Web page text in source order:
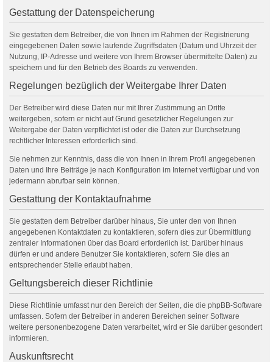
Gestattung der Datenspeicherung
Sie gestatten dem Betreiber, die von Ihnen im Rahmen der Registrierung
eingegebenen Daten sowie laufende Zugriffsdaten (Datum und Uhrzeit der
Nutzung, IP-Adresse und weitere von Ihrem Browser übermittelte Daten) zu
speichern und für den Betrieb des Boards zu verwenden.
Regelungen bezüglich der Weitergabe Ihrer Daten
Der Betreiber wird diese Daten nur mit Ihrer Zustimmung an Dritte
weitergeben, sofern er nicht auf Grund gesetzlicher Regelungen zur
Weitergabe der Daten verpflichtet ist oder die Daten zur Durchsetzung
rechtlicher Interessen erforderlich sind.
Sie nehmen zur Kenntnis, dass die von Ihnen in Ihrem Profil angegebenen
Daten und Ihre Beiträge je nach Konfiguration im Internet verfügbar und von
jedermann abrufbar sein können.
Gestattung der Kontaktaufnahme
Sie gestatten dem Betreiber darüber hinaus, Sie unter den von Ihnen
angegebenen Kontaktdaten zu kontaktieren, sofern dies zur Übermittlung
zentraler Informationen über das Board erforderlich ist. Darüber hinaus
dürfen er und andere Benutzer Sie kontaktieren, sofern Sie dies an
entsprechender Stelle erlaubt haben.
Geltungsbereich dieser Richtlinie
Diese Richtlinie umfasst nur den Bereich der Seiten, die die phpBB-Software
umfassen. Sofern der Betreiber in anderen Bereichen seiner Software
weitere personenbezogene Daten verarbeitet, wird er Sie darüber gesondert
informieren.
Auskunftsrecht